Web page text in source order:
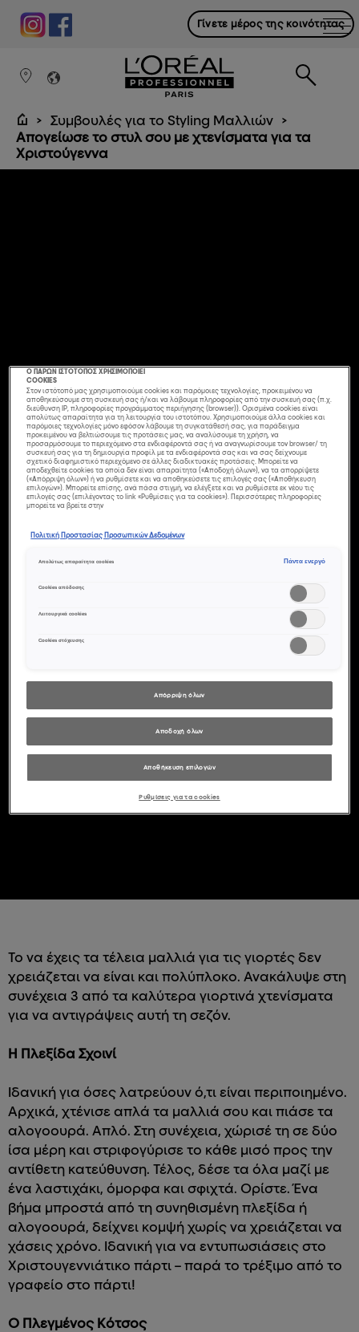
Γίνετε μέρος της κοινότητας
Συμβουλές για το Styling Μαλλιών
Απογείωσε το στυλ σου με χτενίσματα για τα
Χριστούγεννα
ΑΠΟΓΕΊΩΣΕ ΤΟ
ΤΑ
ΧΡΙΣΤΟΎΓΕΝΝΑ
Το να έχεις τα τέλεια μαλλιά για τις γιορτές δεν
χρειάζεται να είναι και πολύπλοκο. Ανακάλυψε στη
συνέχεια 3 από τα καλύτερα γιορτινά χτενίσματα
για να αντιγράψεις αυτή τη σεζόν.
Η Πλεξίδα Σχοινί
Ιδανική για όσες λατρεύουν ό,τι είναι περιποιημένο.
Αρχικά, χτένισε απλά τα μαλλιά σου και πιάσε τα
αλογοουρά. Απλό. Στη συνέχεια, χώρισέ τη σε δύο
ίσα μέρη και στριφογύρισε το κάθε μισό προς την
αντίθετη κατεύθυνση. Τέλος, δέσε τα όλα μαζί με
ένα λαστιχάκι, όμορφα και σφιχτά. Ορίστε. Ένα
βήμα μπροστά από τη συνηθισμένη πλεξίδα ή
αλογοουρά, δείχνει κομψή χωρίς να χρειάζεται να
χάσεις χρόνο. Ιδανική για να εντυπωσιάσεις στο
Χριστουγεννιάτικο πάρτι – παρά το τρέξιμο από το
γραφείο στο πάρτι!
Ο Πλεγμένος Κότσος
Ο ΠΑΡΩΝ ΙΣΤΟΤΟΠΟΣ ΧΡΗΣΙΜΟΠΟΙΕΙ
COOKIES
Στον ιστότοπό μας χρησιμοποιούμε cookies και παρόμοιες τεχνολογίες, προκειμένου να
αποθηκεύσουμε στη συσκευή σας ή/και να λάβουμε πληροφορίες από την συσκευή σας (π.χ.
διεύθυνση IP, πληροφορίες προγράμματος περιήγησης (browser)). Ορισμένα cookies είναι
απολύτως απαραίτητα για τη λειτουργία του ιστοτόπου. Χρησιμοποιούμε άλλα cookies και
παρόμοιες τεχνολογίες μόνο εφόσον λάβουμε τη συγκατάθεσή σας, για παράδειγμα
προκειμένου να βελτιώσουμε τις προτάσεις μας, να αναλύσουμε τη χρήση, να
προσαρμόσουμε το περιεχόμενο στα ενδιαφέροντά σας ή να αναγνωρίσουμε τον browser/ τη
συσκευή σας για τη δημιουργία προφίλ με τα ενδιαφέροντά σας και να σας δείχνουμε
σχετικό διαφημιστικό περιεχόμενο σε άλλες διαδικτυακές προτάσεις. Μπορείτε να
αποδεχθείτε cookies τα οποία δεν είναι απαραίτητα («Αποδοχή όλων»), να τα απορρίψετε
(«Απόρριψη όλων») ή να ρυθμίσετε και να αποθηκεύσετε τις επιλογές σας («Αποθήκευση
επιλογών»). Μπορείτε επίσης, ανά πάσα στιγμή, να ελέγξετε και να ρυθμίσετε εκ νέου τις
επιλογές σας (επιλέγοντας το link «Ρυθμίσεις για τα cookies»). Περισσότερες πληροφορίες
μπορείτε να βρείτε στην
Πολιτική Προστασίας Προσωπικών Δεδομένων
Απολύτως απαραίτητα cookies Πάντα ενεργό
Cookies απόδοσης
Λειτουργικά cookies
Cookies στόχευσης
Απόρριψη όλων
Αποδοχή όλων
Αποθήκευση επιλογών
Ρυθμίσεις για τα cookies